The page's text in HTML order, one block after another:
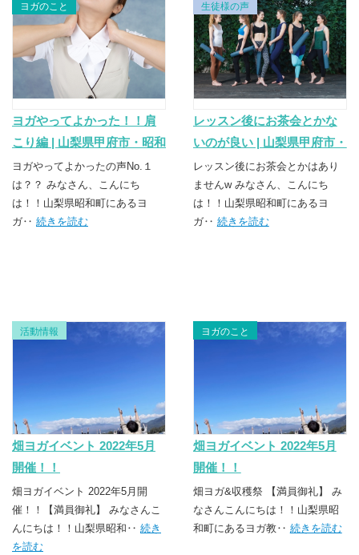
ヨガのこと
ヨガやってよかった！！肩
こり編 | 山梨県甲府市・昭和
町のヨガスクール
TSUNAGU（つなぐ）
ヨガやってよかったの声No.１
は？？ みなさん、こんにち
は！！山梨県昭和町にあるヨ
ガ‥ 続きを読む
生徒様の声
レッスン後にお茶会とかな
いのが良い | 山梨県甲府市・
昭和町のヨガスクール
TSUNAGU（つなぐ）
レッスン後にお茶会とかはあり
ませんw みなさん、こんにち
は！！山梨県昭和町にあるヨ
ガ‥ 続きを読む
活動情報
畑ヨガイベント 2022年5月
開催！！
畑ヨガイベント 2022年5月開
催！！【満員御礼】 みなさんこ
んにちは！！山梨県昭和‥ 続き
を読む
ヨガのこと
畑ヨガイベント 2022年5月
開催！！
畑ヨガ&収穫祭 【満員御礼】 み
なさんこんにちは！！山梨県昭
和町にあるヨガ教‥ 続きを読む